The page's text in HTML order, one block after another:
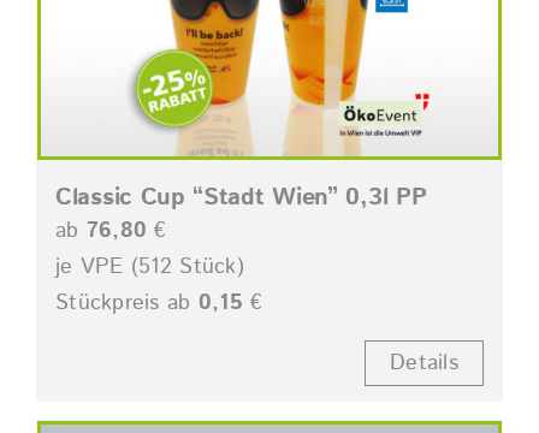
Classic Cup “Stadt Wien” 0,3l PP
ab 76,80 €
je VPE (512 Stück)
Stückpreis ab 0,15 €
Details